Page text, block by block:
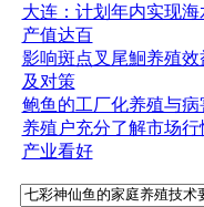
大连：计划年内实现海
产值达百
影响斑点叉尾鮰养殖效
及对策
鲍鱼的工厂化养殖与病
养殖户充分了解市场
产业看好